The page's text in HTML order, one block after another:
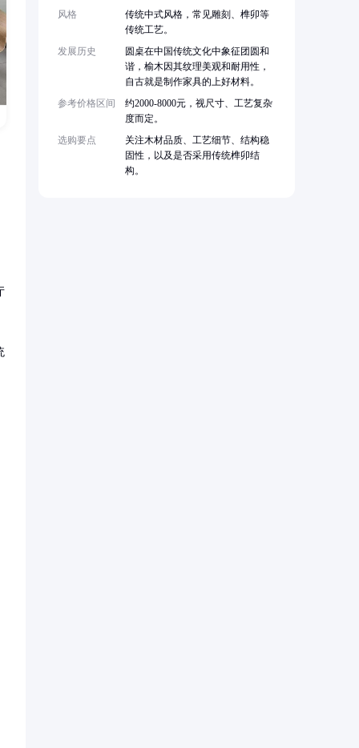
风格
传统中式风格，常见雕刻、榫卯等
传统工艺。
发展历史
圆桌在中国传统文化中象征团圆和
谐，榆木因其纹理美观和耐用性，
自古就是制作家具的上好材料。
参考价格区间
约2000-8000元，视尺寸、工艺复杂
度而定。
选购要点
关注木材品质、工艺细节、结构稳
固性，以及是否采用传统榫卯结
构。